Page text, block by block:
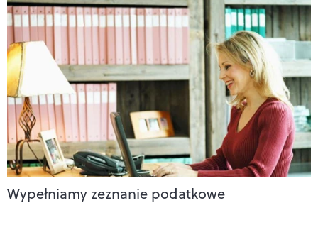
Wypełniamy zeznanie podatkowe